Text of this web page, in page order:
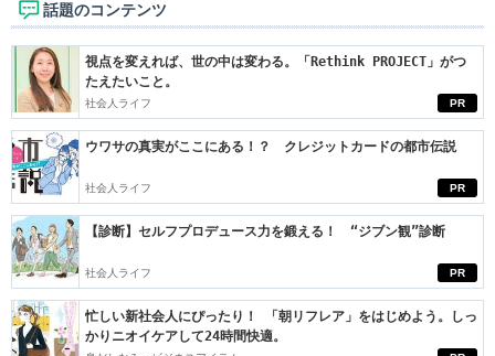
話題のコンテンツ
PR
視点を変えれば、世の中は変わる。「Rethink PROJECT」がつ
たえたいこと。
社会人ライフ
PR
ウワサの真実がここにある！？ クレジットカードの都市伝説
社会人ライフ
PR
【診断】セルフプロデュース力を鍛える！ “ジブン観”診断
社会人ライフ
忙しい新社会人にぴったり！ 「朝リフレア」をはじめよう。しっ
かりニオイケアして24時間快適。